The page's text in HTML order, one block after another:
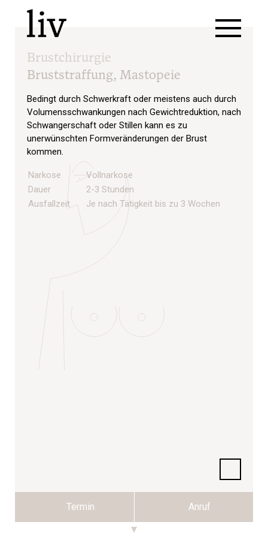
Brustchirurgie
Bruststraffung, Mastopeie
Bedingt durch Schwerkraft oder meistens auch durch
Volumensschwankungen nach Gewichtreduktion, nach
Schwangerschaft oder Stillen kann es zu
unerwünschten Formveränderungen der Brust
kommen.
Narkose
Vollnarkose
Dauer
2-3 Stunden
Ausfallzeit
Je nach Tätigkeit bis zu 3 Wochen
Termin Anruf